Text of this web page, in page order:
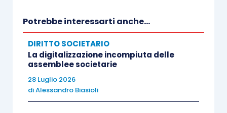
Da qui l’importanza crescente della
rendicontazione ESGe della misurazione delle
performanceaziendali in tale ottica.
I più importanti motivi che rendono fondamentali
Potrebbe interessarti anche...
DIRITTO SOCIETARIO
La digitalizzazione incompiuta delle
assemblee societarie
28 Luglio 2026
diAlessandro Biasioli